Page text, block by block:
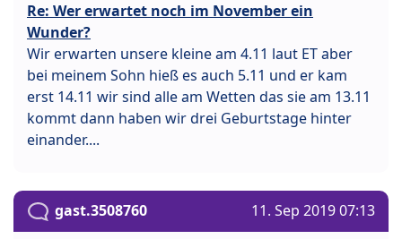
Re: Wer erwartet noch im November ein
Wunder?
Wir erwarten unsere kleine am 4.11 laut ET aber
bei meinem Sohn hieß es auch 5.11 und er kam
erst 14.11 wir sind alle am Wetten das sie am 13.11
kommt dann haben wir drei Geburtstage hinter
einander....
gast.3508760 11. Sep 2019 07:13